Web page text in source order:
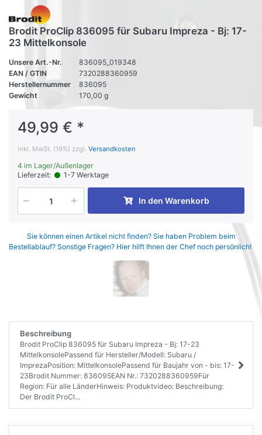
Brodit ProClip 836095 für Subaru Impreza - Bj: 17-
23 Mittelkonsole
Unsere Art.-Nr.
836095_019348
EAN / GTIN
7320288360959
Herstellernummer
836095
Gewicht
170,00 g
49,99 € *
inkl. MwSt. (19%) zzgl. Versandkosten
4 im Lager/Außenlager
Lieferzeit:
1-7 Werktage
In den Warenkorb
Sie können einen Artikel nicht finden? Sie haben Problem beim
Bestellablauf? Sonstige Fragen? Hier hilft Ihnen der Chef noch persönlich!
Beschreibung
Brodit ProClip 836095 für Subaru Impreza - Bj: 17-23
MittelkonsolePassend für Hersteller/Modell: Subaru /
ImprezaPosition: MittelkonsolePassend für Baujahr von - bis: 17-
23Brodit Nummer: 836095EAN Nr.: 7320288360959Für
Region: Für alle LänderHinweis: Produktvideo: Beschreibung:
Der Brodit ProCl...